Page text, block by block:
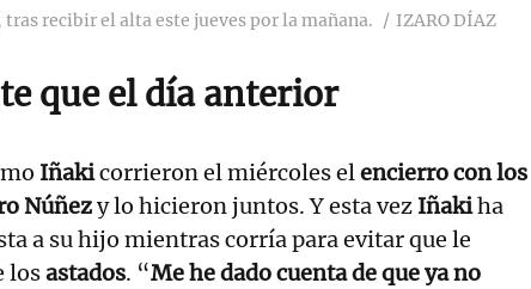
recibir el alta este jueves por la mañana. IZARO DÍAZ
que el día anterior
Iñakicorrieron el miércoles elencierro con los
Núñezy lo hicieron juntos. Y esta vez Iñakiha
a su hijo mientras corría para evitar que le
losastados. “Me he dado cuenta de que ya no